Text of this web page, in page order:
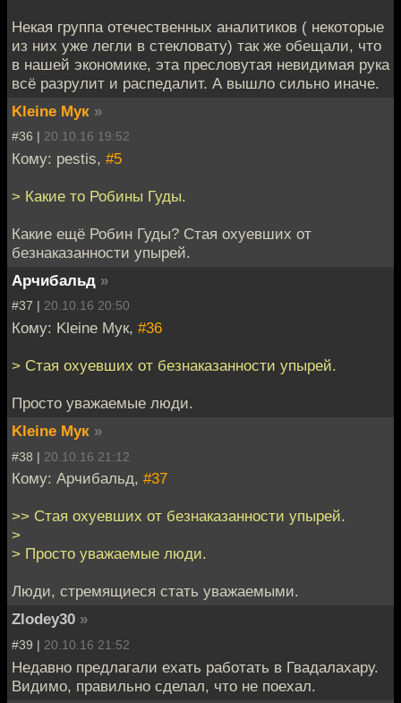
Некая группа отечественных аналитиков ( некоторые
из них уже легли в стекловату) так же обещали, что
в нашей экономике, эта пресловутая невидимая рука
всё разрулит и распедалит. А вышло сильно иначе.
Kleine Мук »
#36 | 20.10.16 19:52
Кому: pestis, #5
> Какие то Робины Гуды.
Какие ещё Робин Гуды? Стая охуевших от
безнаказанности упырей.
Арчибальд »
#37 | 20.10.16 20:50
Кому: Kleine Мук, #36
> Стая охуевших от безнаказанности упырей.
Просто уважаемые люди.
Kleine Мук »
#38 | 20.10.16 21:12
Кому: Арчибальд, #37
>> Стая охуевших от безнаказанности упырей.
>
> Просто уважаемые люди.
Люди, стремящиеся стать уважаемыми.
Zlodey30 »
#39 | 20.10.16 21:52
Недавно предлагали ехать работать в Гвадалахару.
Видимо, правильно сделал, что не поехал.